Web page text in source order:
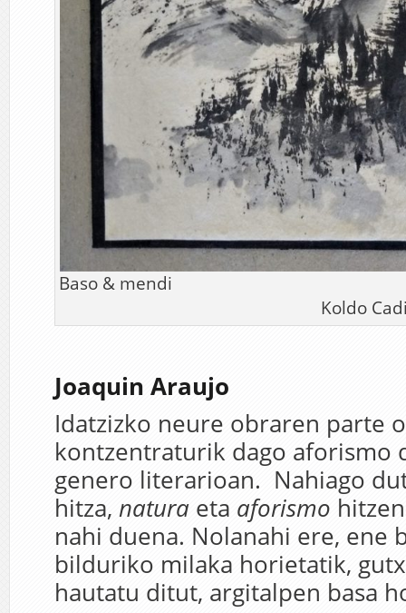
Baso &
Koldo
Joaquin Araujo
Idatzizko neure obraren parte
kontzentraturik dago aforismo
genero literarioan. Nahiago
hitza, natura eta aforismo
nahi duena. Nolanahi ere, ene
bilduriko milaka horietatik,
hautatu ditut, argitalpen basa